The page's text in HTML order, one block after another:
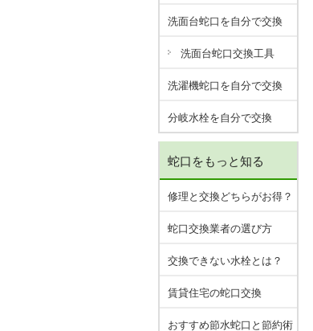
洗面台蛇口を自分で交換
洗面台蛇口交換工具
洗濯機蛇口を自分で交換
分岐水栓を自分で交換
蛇口をもっと知る
修理と交換どちらがお得？
蛇口交換業者の選び方
交換できない水栓とは？
賃貸住宅の蛇口交換
おすすめ節水蛇口と節約術